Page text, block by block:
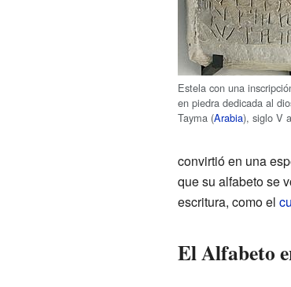
Estela con una
en piedra dedicada al
Tayma (Arabia), siglo V
convirtió en una
que su alfabeto se
escritura, como el
El Alfabeto